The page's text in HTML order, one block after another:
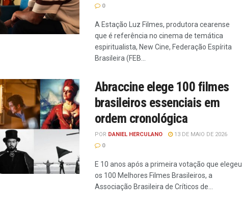
0
A Estação Luz Filmes, produtora cearense
que é referência no cinema de temática
espiritualista, New Cine, Federação Espírita
Brasileira (FEB...
Abraccine elege 100 filmes
brasileiros essenciais em
ordem cronológica
POR DANIEL HERCULANO
13 DE MAIO DE 2026
0
E 10 anos após a primeira votação que elegeu
os 100 Melhores Filmes Brasileiros, a
Associação Brasileira de Críticos de...